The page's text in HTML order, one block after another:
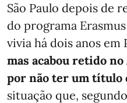
São Paulo depois de
do programa
vivia há dois anos em
mas acabou retido
por não ter um título
situação que,